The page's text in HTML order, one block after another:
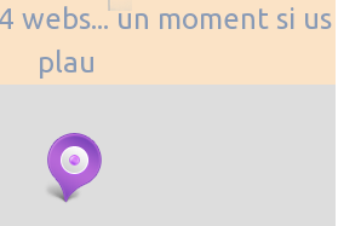
webs... un moment si us
plau